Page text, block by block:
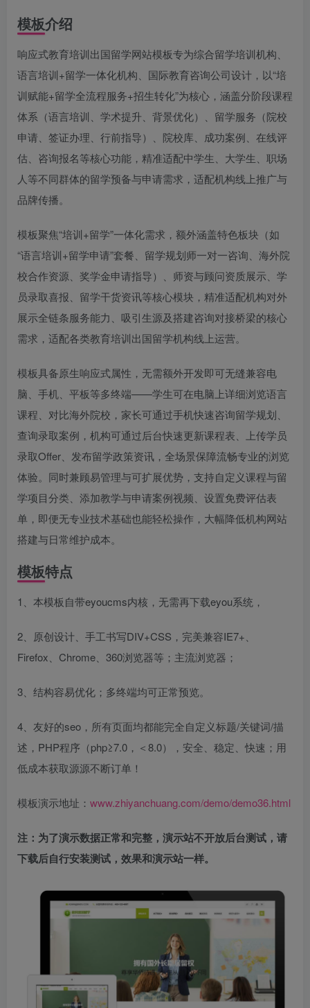
模板介绍
响应式教育培训出国留学网站模板专为综合留学培训机构、
语言培训+留学一体化机构、国际教育咨询公司设计，以“培
训赋能+留学全流程服务+招生转化”为核心，涵盖分阶段课程
体系（语言培训、学术提升、背景优化）、留学服务（院校
申请、签证办理、行前指导）、院校库、成功案例、在线评
估、咨询报名等核心功能，精准适配中学生、大学生、职场
人等不同群体的留学预备与申请需求，适配机构线上推广与
品牌传播。
模板聚焦“培训+留学”一体化需求，额外涵盖特色板块（如
“语言培训+留学申请”套餐、留学规划师一对一咨询、海外院
校合作资源、奖学金申请指导）、师资与顾问资质展示、学
员录取喜报、留学干货资讯等核心模块，精准适配机构对外
展示全链条服务能力、吸引生源及搭建咨询对接桥梁的核心
需求，适配各类教育培训出国留学机构线上运营。
模板具备原生响应式属性，无需额外开发即可无缝兼容电
脑、手机、平板等多终端——学生可在电脑上详细浏览语言
课程、对比海外院校，家长可通过手机快速咨询留学规划、
查询录取案例，机构可通过后台快速更新课程表、上传学员
录取Offer、发布留学政策资讯，全场景保障流畅专业的浏览
体验。同时兼顾易管理与可扩展优势，支持自定义课程与留
学项目分类、添加教学与申请案例视频、设置免费评估表
单，即便无专业技术基础也能轻松操作，大幅降低机构网站
搭建与日常维护成本。
模板特点
1、本模板自带eyoucms内核，无需再下载eyou系统，
2、原创设计、手工书写DIV+CSS，完美兼容IE7+、
Firefox、Chrome、360浏览器等；主流浏览器；
3、结构容易优化；多终端均可正常预览。
4、友好的seo，所有页面均都能完全自定义标题/关键词/描
述，PHP程序（php≥7.0，＜8.0），安全、稳定、快速；用
低成本获取源源不断订单！
模板演示地址： www.zhiyanchuang.com/demo/demo36.html
注：为了演示数据正常和完整，演示站不开放后台测试，请
下载后自行安装测试，效果和演示站一样。